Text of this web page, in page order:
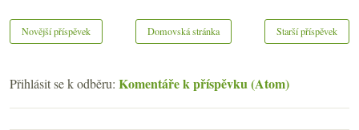
Novější příspěvek Starší příspěvek
Domovská stránka
Přihlásit se k odběru: Komentáře k příspěvku (Atom)